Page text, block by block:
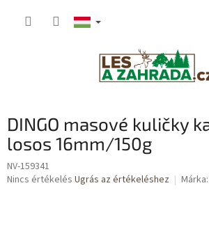
DINGO masové kuličky
losos 16mm/150g
NV-159341
A
Nincs értékelés Ugrás az értékeléshez Márka: